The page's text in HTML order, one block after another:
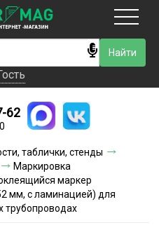
оплаты
62
таблички, стенды
Маркировка
маркер
мм, с ламинацией) для
трубопроводах